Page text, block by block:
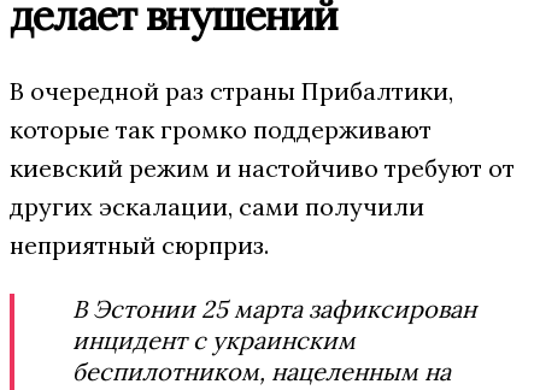
делает внушений
В очередной раз страны Прибалтики,
которые так громко поддерживают
киевский режим и настойчиво требуют от
других эскалации, сами получили
неприятный сюрприз.
В Эстонии 25 марта зафиксирован
инцидент с украинским
беспилотником, нацеленным на